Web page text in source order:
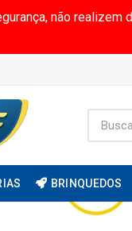
não
BRINQUEDOS